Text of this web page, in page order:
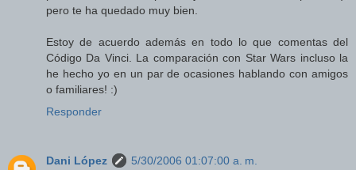
pero te ha quedado muy bien.
Estoy de acuerdo además en todo lo que comentas del
Código Da Vinci. La comparación con Star Wars incluso la
he hecho yo en un par de ocasiones hablando con amigos
o familiares! :)
Responder
Dani López
5/30/2006 01:07:00 a. m.